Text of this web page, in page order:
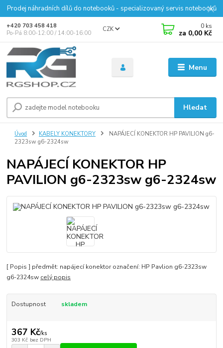
Prodej náhradních dílů do notebooků - specializovaný servis notebooků
Menu
CZK
Hledat
+420 703 458 418
Po-Pá 8:00-12:00 / 14:00-16:00
0 ks
za 0,00 Kč
Úvod KABELY KONEKTORY
NAPÁJECÍ KONEKTOR HP PAVILION g6-
2323sw g6-2324sw
NAPÁJECÍ KONEKTOR HP
PAVILION g6-2323sw g6-2324sw
[ Popis ] předmět: napájecí konektor označení: HP Pavlion g6-2323sw
g6-2324sw celý popis
Dostupnost skladem
367 Kč/ks
303 Kč bez DPH